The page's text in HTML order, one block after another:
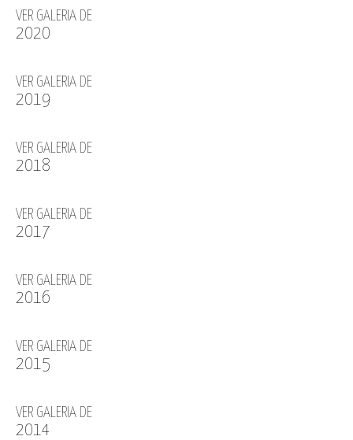
VER GALERIA DE
2020
VER GALERIA DE
2019
VER GALERIA DE
2018
VER GALERIA DE
2017
VER GALERIA DE
2016
VER GALERIA DE
2015
VER GALERIA DE
2014